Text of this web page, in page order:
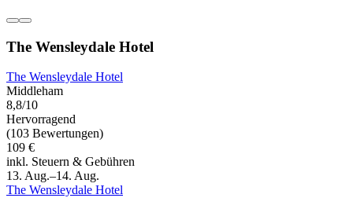
The Wensleydale Hotel
The Wensleydale Hotel
Middleham
8,8/10
Hervorragend
(103 Bewertungen)
109 €
inkl. Steuern & Gebühren
13. Aug.–14. Aug.
The Wensleydale Hotel